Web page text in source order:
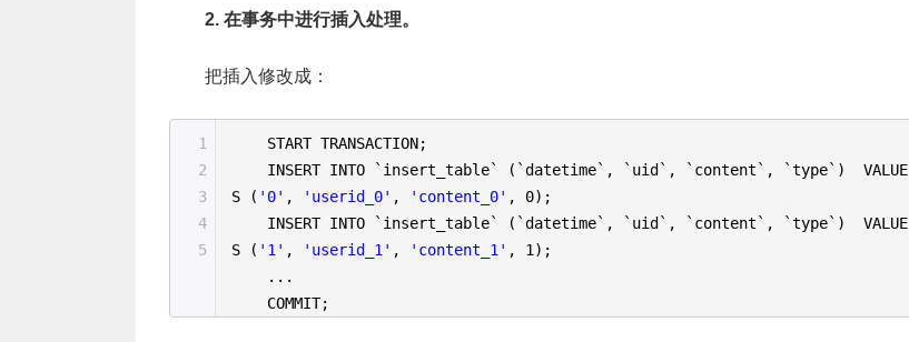
2. 在事务中进行插入处理。
把插入修改成：
1
2
3
4
5
START TRANSACTION;
INSERT INTO `insert_table` (`datetime`, `uid`, `content`, `type`) VALUE
S ( '0' , 'userid_0' , 'content_0' , 0);
INSERT INTO `insert_table` (`datetime`, `uid`, `content`, `type`) VALUE
S ( '1' , 'userid_1' , 'content_1' , 1);
...
COMMIT;